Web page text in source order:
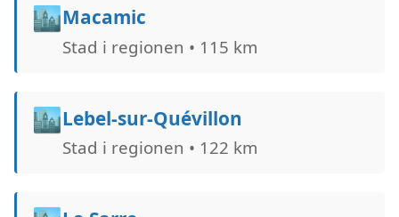
🏙️Macamic
Stad i regionen • 115 km
🏙️Lebel-sur-Quévillon
Stad i regionen • 122 km